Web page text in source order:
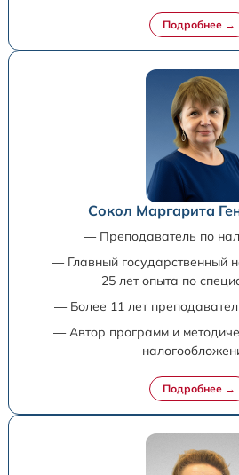
Сокол Маргарита
— Преподаватель по
— Главный государственный
25 лет опыта по
— Более 11 лет
— Автор программ и